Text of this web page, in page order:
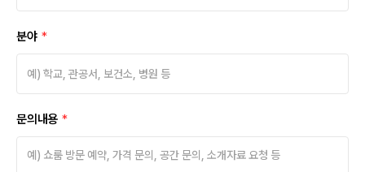
분야 *
문의내용 *